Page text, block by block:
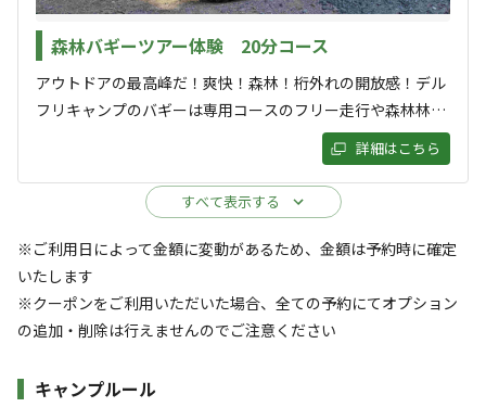
森林バギーツアー体験 20分コース
アウトドアの最高峰だ！爽快！森林！桁外れの開放感！デル
フリキャンプのバギーは専用コースのフリー走行や森林林道
バギーツアーなど楽しい遊びが増えました。 バギーツアーの
1000円/台 普通免許要・一人乗り ・各コース終了後に追加
オプションとしてお受けしております。 ・オプショナルツア
ーのみの運行はありません。 ・バギー係員の先導で絶景ポイ
ントやワイルドポイントへ案内いたします。 ・記念写真を撮
る時間がたっぷりあります。 ・申し込みは現地でお受けしま
す。お客様、到着遅延の場合は不可の場合がございます。 推
参いただくと安全な運行が出来ます。 重要事項 ■物損・人
詳細はこちら
すべて表示する
※ご利用日によって金額に変動があるため、金額は予約時に確定
いたします
※クーポンをご利用いただいた場合、全ての予約にてオプション
の追加・削除は行えませんのでご注意ください
キャンプルール
折しないで下さい。
[ペット同伴ご利用料について]
1000円/匹となります。